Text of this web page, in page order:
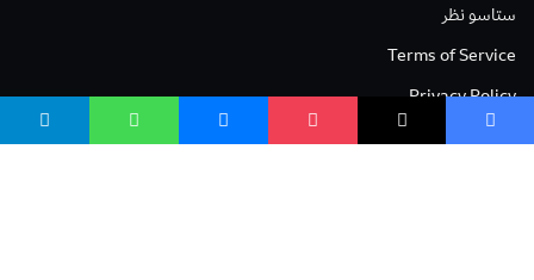
ستاسو نظر
Terms of Service
Privacy Policy